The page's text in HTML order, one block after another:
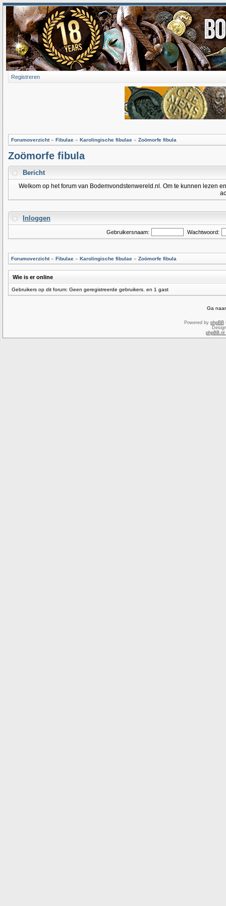
Registreren
Forumoverzicht» Fibulae » Karolingische fibulae » Zoömorfe fibula
Zoömorfe fibula
Bericht
Welkom op het forum van Bodemvondstenwereld.nl. Om te kunnen lezen
Inloggen
Gebruikersnaam: Wachtwoord:
Forumoverzicht» Fibulae » Karolingische fibulae » Zoömorfe fibula
Wie is er online
Gebruikers op dit forum: Geen geregistreerde gebruikers. en 1 gast
Ga
Powered by phpBB
phpBB.nl